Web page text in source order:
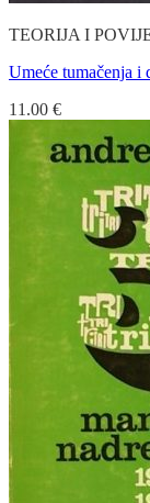
TEORIJA I
Umeće tumačenja i
11.00 €